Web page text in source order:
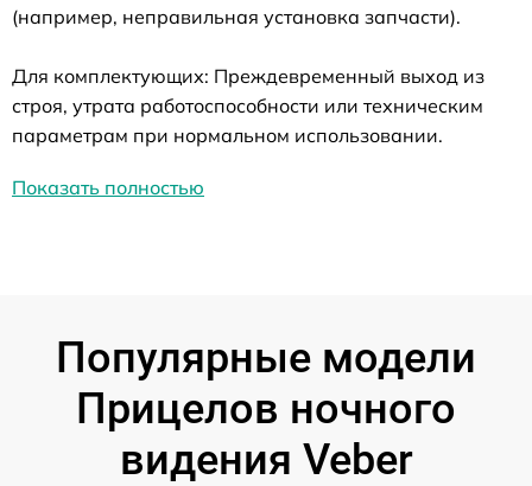
(например, неправильная установка запчасти).
Для комплектующих: Преждевременный выход из
строя, утрата работоспособности или техническим
параметрам при нормальном использовании.
Показать полностью
Популярные модели
Прицелов ночного
видения Veber